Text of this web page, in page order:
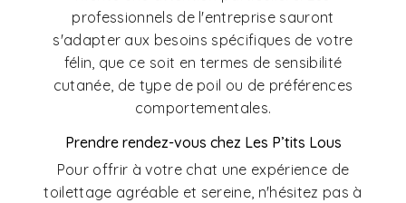
professionnels de l'entreprise sauront
s'adapter aux besoins spécifiques de votre
félin, que ce soit en termes de sensibilité
cutanée, de type de poil ou de préférences
comportementales.
Prendre rendez-vous chez Les P’tits Lous
Pour offrir à votre chat une expérience de
toilettage agréable et sereine, n'hésitez pas à